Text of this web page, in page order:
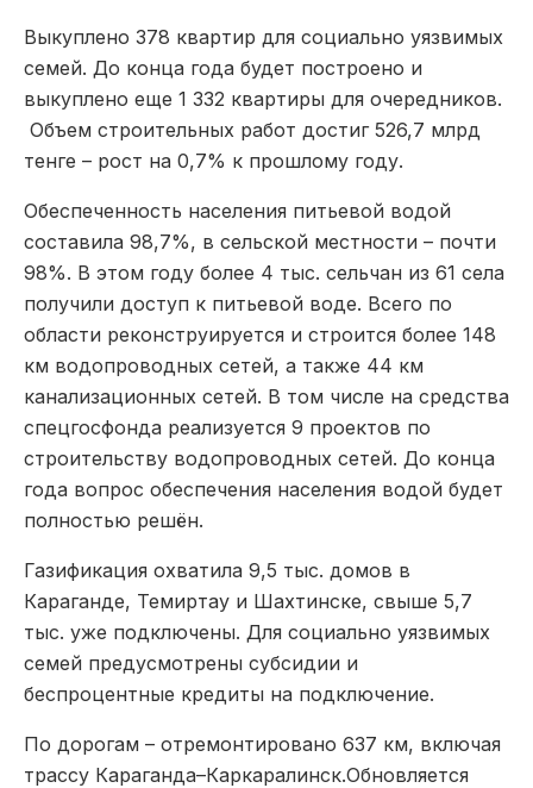
Выкуплено 378 квартир для социально уязвимых
семей. До конца года будет построено и
выкуплено еще 1 332 квартиры для очередников.
Объем строительных работ достиг 526,7 млрд
тенге – рост на 0,7% к прошлому году.
Обеспеченность населения питьевой водой
составила 98,7%, в сельской местности – почти
98%. В этом году более 4 тыс. сельчан из 61 села
получили доступ к питьевой воде. Всего по
области реконструируется и строится более 148
км водопроводных сетей, а также 44 км
канализационных сетей. В том числе на средства
спецгосфонда реализуется 9 проектов по
строительству водопроводных сетей. До конца
года вопрос обеспечения населения водой будет
полностью решён.
Газификация охватила 9,5 тыс. домов в
Караганде, Темиртау и Шахтинске, свыше 5,7
тыс. уже подключены. Для социально уязвимых
семей предусмотрены субсидии и
беспроцентные кредиты на подключение.
По дорогам – отремонтировано 637 км, включая
трассу Караганда–Каркаралинск.Обновляется